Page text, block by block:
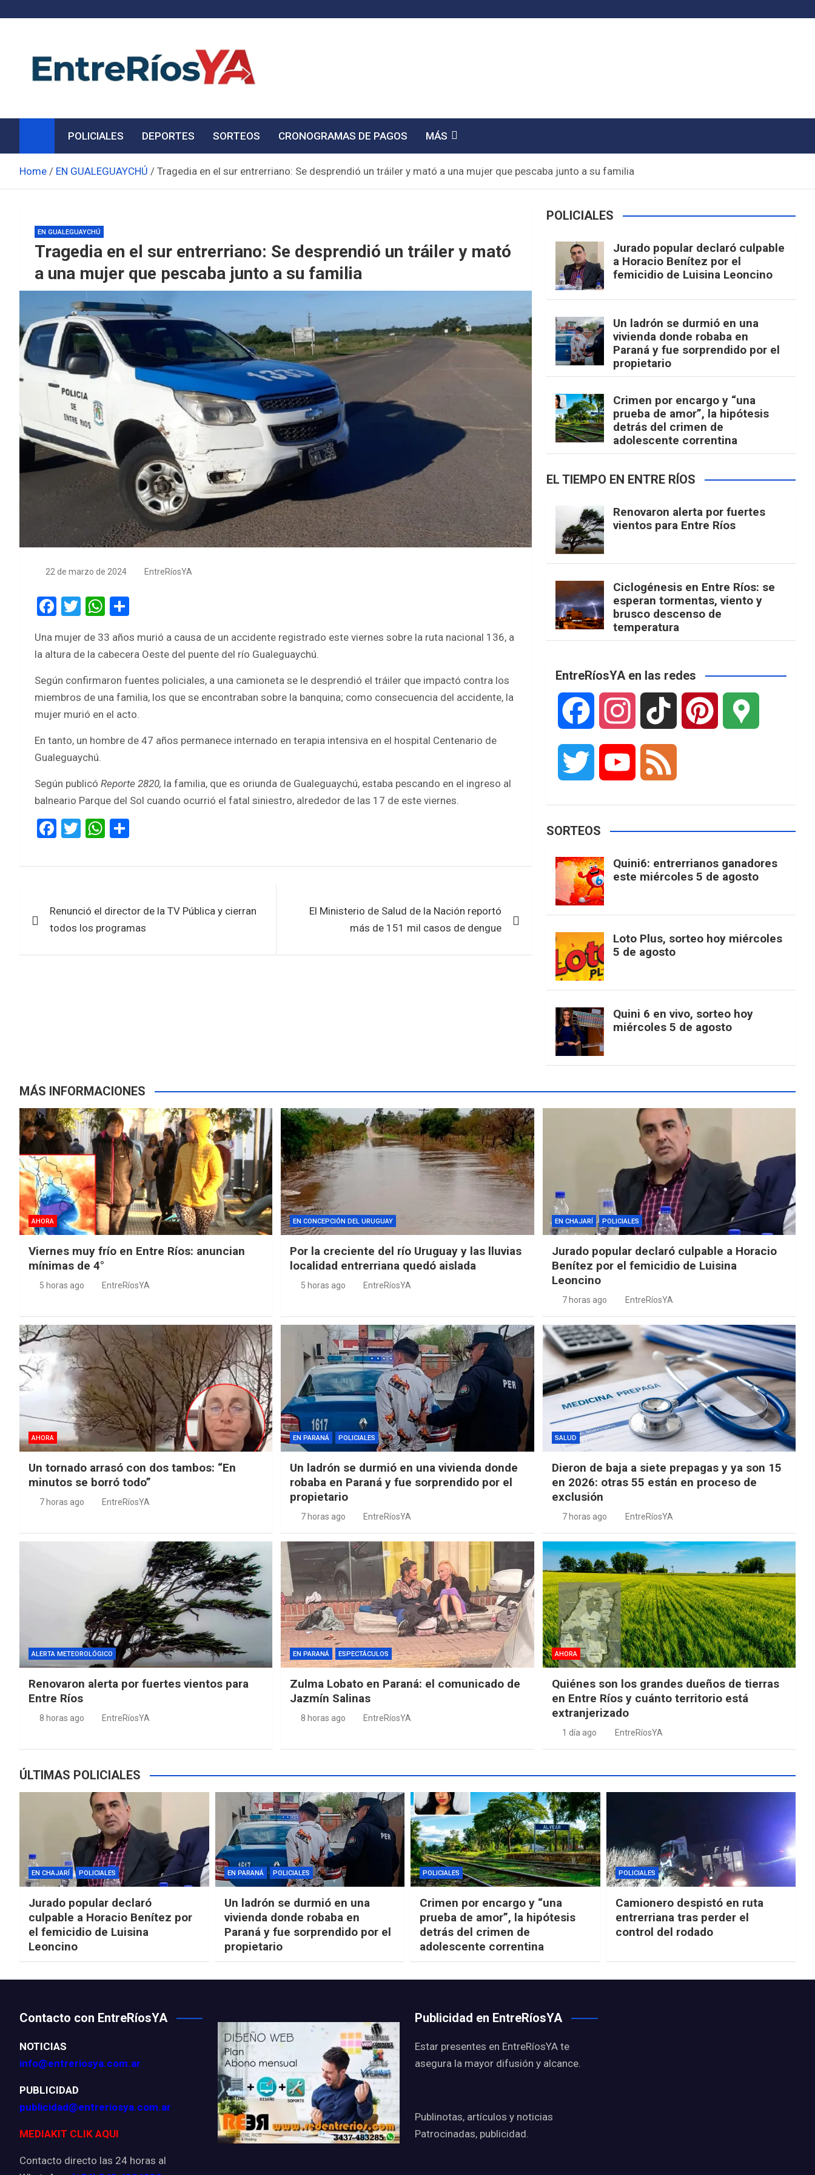
Noticias de Entre Ríos
POLICIALES DEPORTES SORTEOS CRONOGRAMAS DE PAGOS MÁS
Home EN GUALEGUAYCHÚ Tragedia en el sur entrerriano: Se desprendió un tráiler y mató a una mujer que pescaba junto a su familia
EN GUALEGUAYCHÚ
Tragedia en el sur entrerriano: Se desprendió un tráiler y mató
a una mujer que pescaba junto a su familia
22 de marzo de 2024 EntreRíosYA
F
ce
b
o
o
k
T
tt
er
W
at
s
A
p
p
ar
e
Una mujer de 33 años murió a causa de un accidente registrado este viernes sobre la ruta nacional 136, a
la altura de la cabecera Oeste del puente del río Gualeguaychú.
Según confirmaron fuentes policiales, a una camioneta se le desprendió el tráiler que impactó contra los
miembros de una familia, los que se encontraban sobre la banquina; como consecuencia del accidente, la
mujer murió en el acto.
En tanto, un hombre de 47 años permanece internado en terapia intensiva en el hospital Centenario de
Gualeguaychú.
Según publicó Reporte 2820, la familia, que es oriunda de Gualeguaychú, estaba pescando en el ingreso al
balneario Parque del Sol cuando ocurrió el fatal siniestro, alrededor de las 17 de este viernes.
F
ce
o
o
T
tt
W
at
A
p
ar
de
Renunció el director de la TV Pública y cierran
todos los programas
El Ministerio de Salud de la Nación reportó
más de 151 mil casos de dengue
POLICIALES
Jurado popular declaró culpable
a Horacio Benítez por el
femicidio de Luisina Leoncino
Un ladrón se durmió en una
vivienda donde robaba en
Paraná y fue sorprendido por el
propietario
Crimen por encargo y “una
prueba de amor”, la hipótesis
detrás del crimen de
adolescente correntina
EL TIEMPO EN ENTRE RÍOS
Renovaron alerta por fuertes
vientos para Entre Ríos
Ciclogénesis en Entre Ríos: se
esperan tormentas, viento y
brusco descenso de
temperatura
EntreRíosYA en las redes
a
b
o
k
n
a
i
t
t
e
r
u
b
e
d
SORTEOS
Quini6: entrerrianos ganadores
este miércoles 5 de agosto
Loto Plus, sorteo hoy miércoles
5 de agosto
Quini 6 en vivo, sorteo hoy
miércoles 5 de agosto
MÁS INFORMACIONES
AHORA
Viernes muy frío en Entre Ríos: anuncian
mínimas de 4°
5 horas ago EntreRíosYA
EN CONCEPCIÓN DEL URUGUAY
Por la creciente del río Uruguay y las lluvias
localidad entrerriana quedó aislada
5 horas ago EntreRíosYA
EN CHAJARÍ POLICIALES
Jurado popular declaró culpable a Horacio
Benítez por el femicidio de Luisina
Leoncino
7 horas ago EntreRíosYA
AHORA
Un tornado arrasó con dos tambos: “En
minutos se borró todo”
7 horas ago EntreRíosYA
EN PARANÁ POLICIALES
Un ladrón se durmió en una vivienda donde
robaba en Paraná y fue sorprendido por el
propietario
7 horas ago EntreRíosYA
SALUD
Dieron de baja a siete prepagas y ya son 15
en 2026: otras 55 están en proceso de
exclusión
7 horas ago EntreRíosYA
ALERTA METEOROLÓGICO
Renovaron alerta por fuertes vientos para
Entre Ríos
8 horas ago EntreRíosYA
EN PARANÁ ESPECTÁCULOS
Zulma Lobato en Paraná: el comunicado de
Jazmín Salinas
8 horas ago EntreRíosYA
AHORA
Quiénes son los grandes dueños de tierras
en Entre Ríos y cuánto territorio está
extranjerizado
1 día ago EntreRíosYA
ÚLTIMAS POLICIALES
EN CHAJARÍ POLICIALES
Jurado popular declaró
culpable a Horacio Benítez por
el femicidio de Luisina
Leoncino
EN PARANÁ POLICIALES
Un ladrón se durmió en una
vivienda donde robaba en
Paraná y fue sorprendido por el
propietario
POLICIALES
Crimen por encargo y “una
prueba de amor”, la hipótesis
detrás del crimen de
adolescente correntina
POLICIALES
Camionero despistó en ruta
entrerriana tras perder el
control del rodado
Contacto con EntreRíosYA
NOTICIAS
info@entreriosya.com.ar
PUBLICIDAD
publicidad@entreriosya.com.ar
MEDIAKIT CLIK AQUI
Contacto directo las 24 horas al
Publicidad en EntreRíosYA
Estar presentes en EntreRíosYA te
asegura la mayor difusión y alcance.
Publinotas, artículos y noticias
Patrocinadas, publicidad.